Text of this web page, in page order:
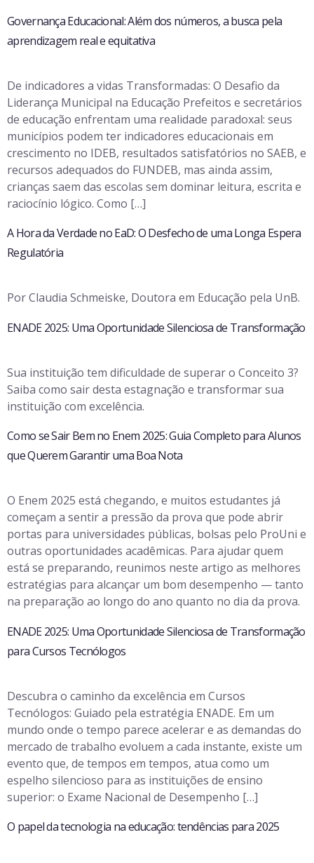
Governança Educacional: Além dos números, a busca pela
aprendizagem real e equitativa
De indicadores a vidas Transformadas: O Desafio da
Liderança Municipal na Educação Prefeitos e secretários
de educação enfrentam uma realidade paradoxal: seus
municípios podem ter indicadores educacionais em
crescimento no IDEB, resultados satisfatórios no SAEB, e
recursos adequados do FUNDEB, mas ainda assim,
crianças saem das escolas sem dominar leitura, escrita e
raciocínio lógico. Como […]
A Hora da Verdade no EaD: O Desfecho de uma Longa Espera
Regulatória
Por Claudia Schmeiske, Doutora em Educação pela UnB.
ENADE 2025: Uma Oportunidade Silenciosa de Transformação
Sua instituição tem dificuldade de superar o Conceito 3?
Saiba como sair desta estagnação e transformar sua
instituição com excelência.
Como se Sair Bem no Enem 2025: Guia Completo para Alunos
que Querem Garantir uma Boa Nota
O Enem 2025 está chegando, e muitos estudantes já
começam a sentir a pressão da prova que pode abrir
portas para universidades públicas, bolsas pelo ProUni e
outras oportunidades acadêmicas. Para ajudar quem
está se preparando, reunimos neste artigo as melhores
estratégias para alcançar um bom desempenho — tanto
na preparação ao longo do ano quanto no dia da prova.
ENADE 2025: Uma Oportunidade Silenciosa de Transformação
para Cursos Tecnólogos
Descubra o caminho da excelência em Cursos
Tecnólogos: Guiado pela estratégia ENADE. Em um
mundo onde o tempo parece acelerar e as demandas do
mercado de trabalho evoluem a cada instante, existe um
evento que, de tempos em tempos, atua como um
espelho silencioso para as instituições de ensino
superior: o Exame Nacional de Desempenho […]
O papel da tecnologia na educação: tendências para 2025